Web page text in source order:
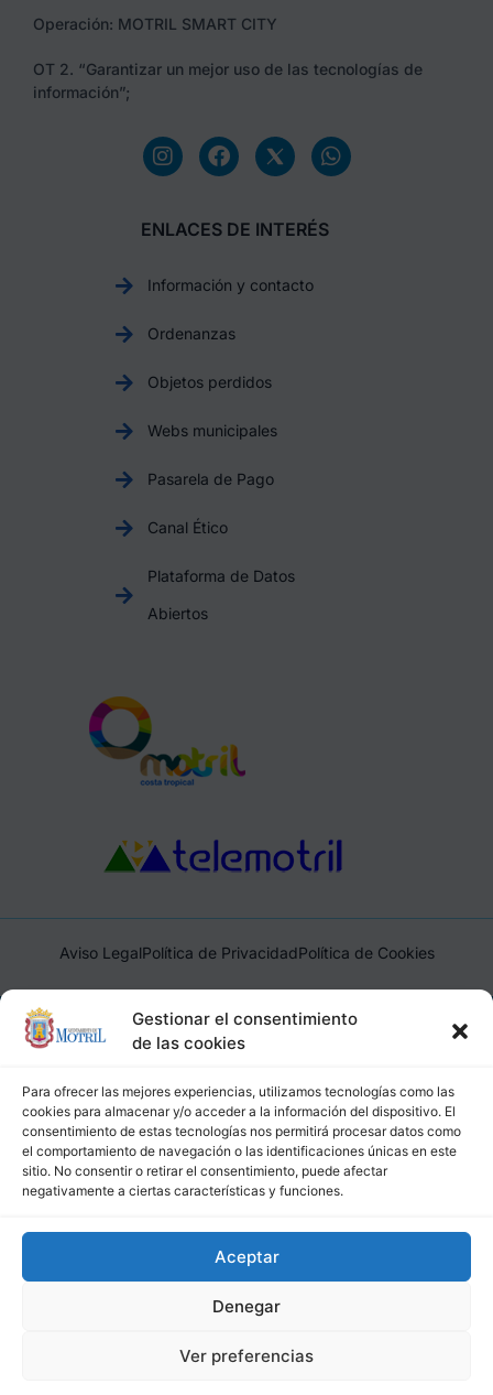
Gestionar el consentimiento
de las cookies
Para ofrecer las mejores experiencias, utilizamos tecnologías como las
cookies para almacenar y/o acceder a la información del dispositivo. El
consentimiento de estas tecnologías nos permitirá procesar datos como
el comportamiento de navegación o las identificaciones únicas en este
sitio. No consentir o retirar el consentimiento, puede afectar
negativamente a ciertas características y funciones.
Aceptar
Denegar
Ver preferencias
Operación: MOTRIL SMART CITY
OT 2. “Garantizar un mejor uso de las tecnologías de
información”;
ENLACES DE INTERÉS
Información y contacto
Ordenanzas
Objetos perdidos
Webs municipales
Pasarela de Pago
Canal Ético
Plataforma de Datos
Abiertos
Aviso LegalPolítica de PrivacidadPolítica de Cookies
Ayuntamiento de Motril, Plaza de España, 1, 18600, Motril,
(Granada), CIF: P1814200J, DIR3: L01181400